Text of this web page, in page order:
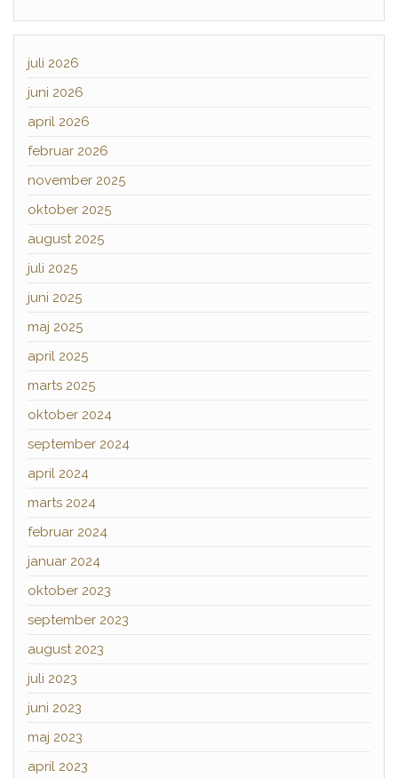
juli 2026
juni 2026
april 2026
februar 2026
november 2025
oktober 2025
august 2025
juli 2025
juni 2025
maj 2025
april 2025
marts 2025
oktober 2024
september 2024
april 2024
marts 2024
februar 2024
januar 2024
oktober 2023
september 2023
august 2023
juli 2023
juni 2023
maj 2023
april 2023